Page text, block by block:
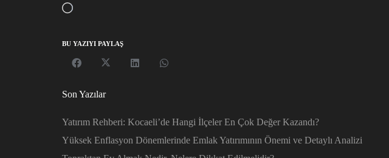
Yükleniyor...
BU YAZIYI PAYLAŞ
Son Yazılar
Yatırım Rehberi: Kocaeli’de Hangi İlçeler En Çok Değer Kazandı?
Yüksek Enflasyon Dönemlerinde Emlak Yatırımının Önemi ve Detaylı Analizi